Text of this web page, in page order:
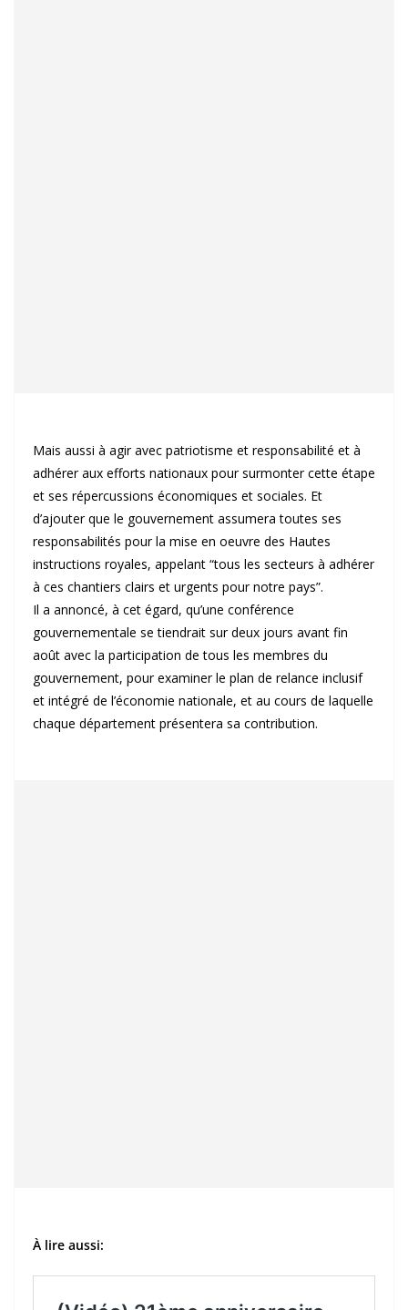
Mais aussi à agir avec patriotisme et responsabilité et à
adhérer aux efforts nationaux pour surmonter cette étape
et ses répercussions économiques et sociales. Et
d’ajouter que le gouvernement assumera toutes ses
responsabilités pour la mise en oeuvre des Hautes
instructions royales, appelant “tous les secteurs à adhérer
à ces chantiers clairs et urgents pour notre pays”.
Il a annoncé, à cet égard, qu’une conférence
gouvernementale se tiendrait sur deux jours avant fin
août avec la participation de tous les membres du
gouvernement, pour examiner le plan de relance inclusif
et intégré de l’économie nationale, et au cours de laquelle
chaque département présentera sa contribution.
À lire aussi: